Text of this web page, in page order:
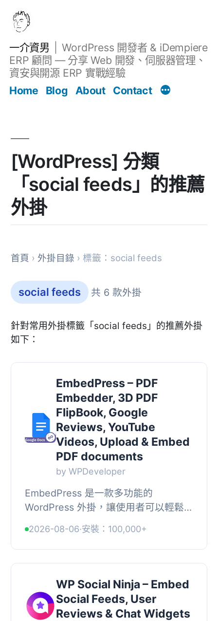
一介資男
WordPress 開發者 & iDempiere
ERP 顧問 — 分享 Web 開發、伺服器管理、
資安與開源 ERP 實戰經驗
Home
Blog About Contact
[WordPress] 分類
「social feeds」的推薦
外掛
首頁 › 外掛目錄 › 標籤：social feeds
social feeds 共 6 款外掛
針對常用外掛標籤「social feeds」的推薦外掛
如下：
EmbedPress – PDF
Embedder, 3D PDF
FlipBook, Google
Reviews, YouTube
Videos, Upload & Embed
PDF documents
by WPDeveloper
EmbedPress 是一款多功能的
WordPress 外掛，讓使用者可以輕鬆嵌
影片、社交媒體動態等，無需編碼。它
支援多種佈景主題和...
2026-08-06·安裝：100,000+
WP Social Ninja – Embed
Social Feeds, User
Reviews & Chat Widgets
文章